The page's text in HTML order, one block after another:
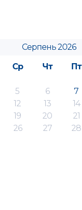
Серпень 2026
Ср Чт Пт
5 6 7
12 13 14
19 20 21
26 27 28